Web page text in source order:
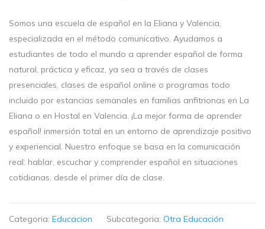
Somos una escuela de español en la Eliana y Valencia,
especializada en el método comunicativo. Ayudamos a
estudiantes de todo el mundo a aprender español de forma
natural, práctica y eficaz, ya sea a través de clases
presenciales, clases de español online o programas todo
incluido por estancias semanales en familias anfitrionas en La
Eliana o en Hostal en Valencia. ¡La mejor forma de aprender
español! inmersión total en un entorno de aprendizaje positivo
y experiencial. Nuestro enfoque se basa en la comunicación
real: hablar, escuchar y comprender español en situaciones
cotidianas, desde el primer día de clase.
Categoria: Educacion Subcategoria: Otra Educación